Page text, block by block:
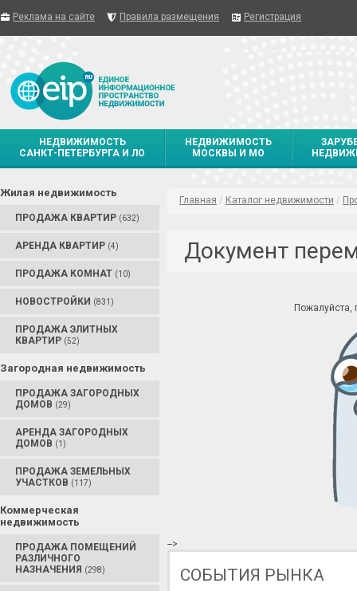
Реклама на сайте Правила размещения Регистрация
НЕДВИЖИМОСТЬ
САНКТ-ПЕТЕРБУРГА И ЛО
НЕДВИЖИМОСТЬ
МОСКВЫ И МО
Жилая недвижимость
ПРОДАЖА КВАРТИР (632)
АРЕНДА КВАРТИР (4)
ПРОДАЖА КОМНАТ (10)
НОВОСТРОЙКИ (831)
ПРОДАЖА ЭЛИТНЫХ
КВАРТИР (52)
Загородная недвижимость
ПРОДАЖА ЗАГОРОДНЫХ
ДОМОВ (29)
АРЕНДА ЗАГОРОДНЫХ
ДОМОВ (1)
ПРОДАЖА ЗЕМЕЛЬНЫХ
УЧАСТКОВ (117)
Коммерческая
недвижимость
ПРОДАЖА ПОМЕЩЕНИЙ
РАЗЛИЧНОГО
НАЗНАЧЕНИЯ (298)
Главная / Каталог недвижимости /
Документ
Пожалуйста,
-->
СОБЫТИЯ РЫНКА